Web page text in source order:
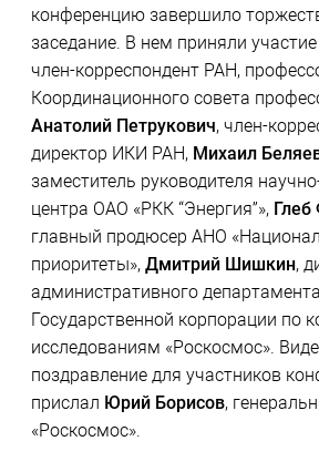
конференцию завершило
заседание. В нем приняли участие
член-корреспондент РАН,
Координационного совета
Анатолий Петрукович, член-
директор ИКИ РАН, Михаил
заместитель руководителя
центра ОАО «РКК “Энергия”»,
главный продюсер АНО
приоритеты», Дмитрий Шишкин,
административного департамента
Государственной корпорации по
исследованиям «Роскосмос».
поздравление для участников
прислал Юрий Борисов,
«Роскосмос».